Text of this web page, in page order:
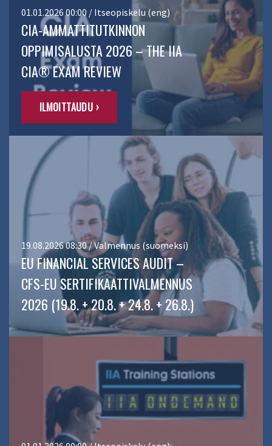
01.01.2026 00:00 / Itseopiskelu (eng)
CIA-AMMATTITUTKINNON
OPPIMISALUSTA 2026 – THE IIA
CIA® EXAM REVIEW
ILMOITTAUDU ›
19.08.2026 08:30 / Valmennus (suomeksi)
EU FINANCIAL SERVICES AUDIT –
CFS-EU SERTIFIKAATTIVALMENNUS
2026 (19.8. + 20.8. + 24.8. + 26.8.)